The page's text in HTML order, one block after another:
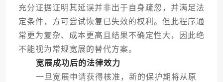
充分证据证明其延误并非出于自身疏忽，并满足法
定条件，方可尝试恢复已失效的权利。但此程序通
常更为复杂、成本更高且结果不确定性大，因此绝
不能视为常规宽展的替代方案。
宽展成功后的法律效力
一旦宽展申请获得核准，新的保护期将从原